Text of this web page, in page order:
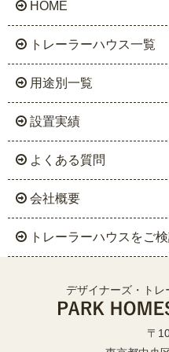
HOME
トレーラーハウス一覧
用途別一覧
設置実績
よくある質問
会社概要
トレーラーハウスをご
デザイナーズ・トレ
〒